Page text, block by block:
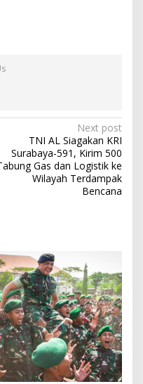
Next post
TNI AL Siagakan KRI
Surabaya-591, Kirim 500
Gas dan Logistik ke
Wilayah Terdampak
Bencana